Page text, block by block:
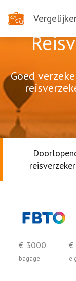
Goed
€ 3000
bagage
€